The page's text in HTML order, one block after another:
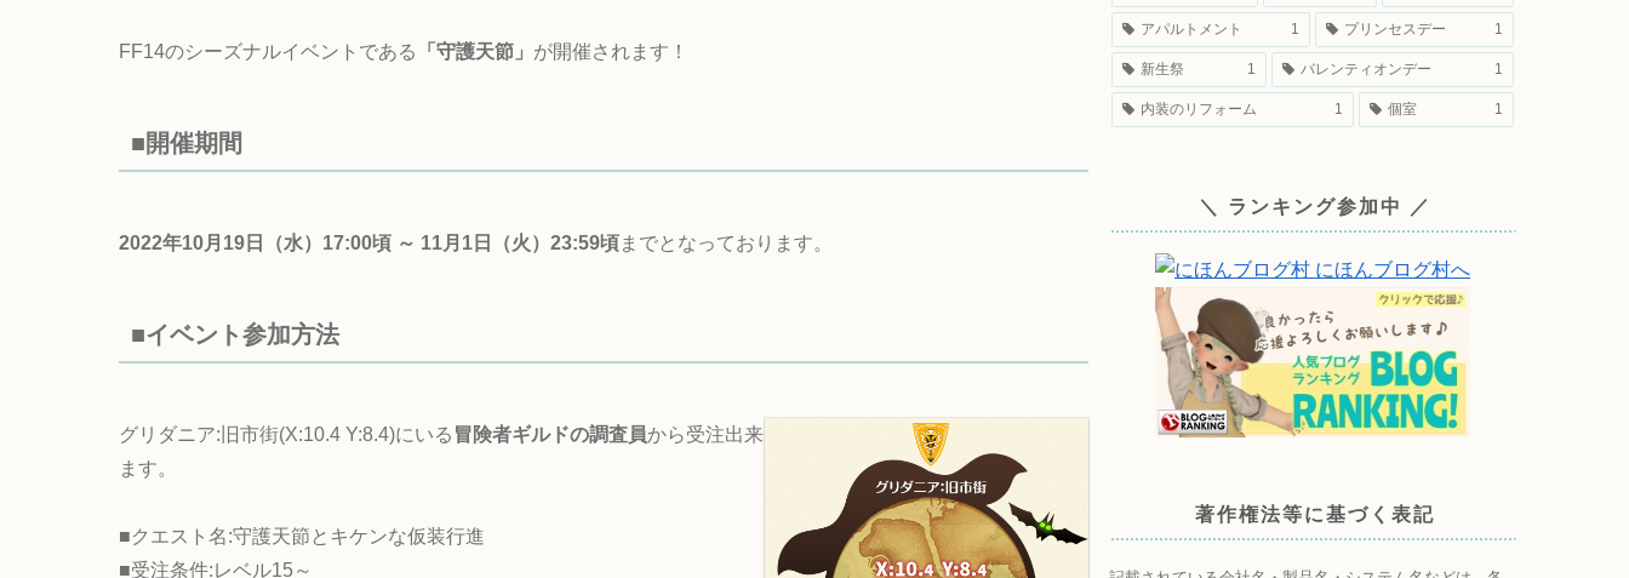
FF14のシーズナルイベントである 「守護天節」 が開催されます！
■開催期間
2022年10月19日（水）17:00頃 ～ 11月1日（火）23:59頃までとなっております。
■イベント参加方法
グリダニア:旧市街(X:10.4 Y:8.4)にいる 冒険者ギルドの調査員から受注出来
ます。
■クエスト名:守護天節とキケンな仮装行進
■受注条件:レベル15～
アパルトメント 1 プリンセスデー 1
新生祭 1 バレンティオンデー 1
内装のリフォーム 1 個室 1
＼ ランキング参加中 ／
著作権法等に基づく表記